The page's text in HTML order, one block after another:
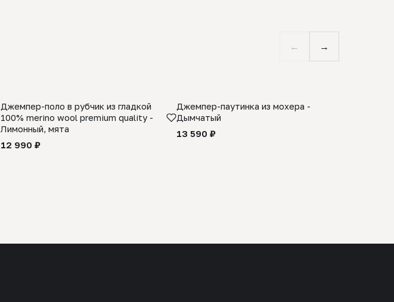
← →
Джемпер-поло в рубчик из гладкой
100% merino wool premium quality -
Лимонный, мята
12 990 ₽
Джемпер-паутинка из мохера -
Дымчатый
13 590 ₽